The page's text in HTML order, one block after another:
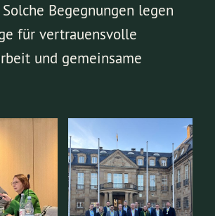
Begegnungen legen
für vertrauensvolle
und gemeinsame